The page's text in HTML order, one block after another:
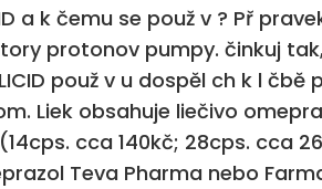
a k čemu se použ v ? Př
protonov pumpy. činkuj
použ v u dospěl ch k l
Liek obsahuje liečivo
cca 140kč; 28cps. cca
Teva Pharma nebo